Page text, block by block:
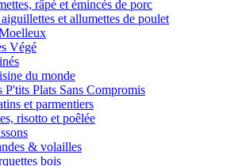
râpé et émincés de porc
et allumettes de poulet
Végé
du monde
P'tits Plats Sans Compromis
et parmentiers
risotto et poêlée
& volailles
bois